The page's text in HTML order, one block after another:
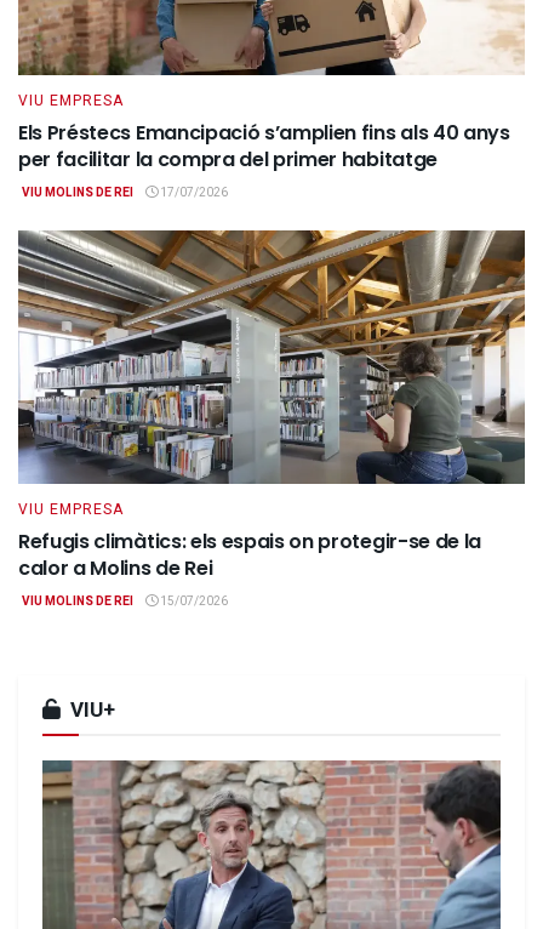
VIU EMPRESA
Els Préstecs Emancipació s’amplien fins als 40 anys
per facilitar la compra del primer habitatge
VIU MOLINS DE REI 17/07/2026
VIU EMPRESA
Refugis climàtics: els espais on protegir-se de la
calor a Molins de Rei
VIU MOLINS DE REI 15/07/2026
VIU+